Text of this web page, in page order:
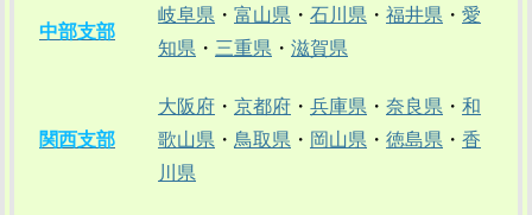
中部支部
岐阜県 ・ 富山県 ・ 石川県 ・ 福井県 ・ 愛
知県 ・ 三重県 ・ 滋賀県
関西支部
大阪府 ・ 京都府 ・ 兵庫県 ・ 奈良県 ・ 和
歌山県 ・ 鳥取県 ・ 岡山県 ・ 徳島県 ・ 香
川県